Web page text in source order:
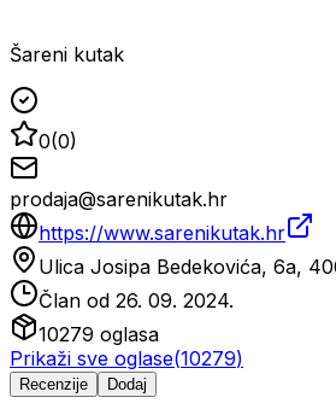
Šareni kutak
0(0)
prodaja@sarenikutak.hr
https://www.sarenikutak.hr
Ulica Josipa Bedekovića, 6a,
Član od 26. 09. 2024.
10279 oglasa
Prikaži sve oglase(10279)
Recenzije Dodaj